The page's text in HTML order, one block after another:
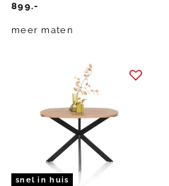
899.-
meer maten
snel in huis